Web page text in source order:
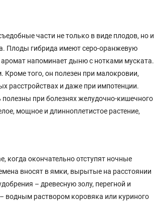
части не только в виде плодов, но и
Плоды гибрида имеют серо-оранжевую
напоминает дыню с нотками муската.
Кроме того, он полезен при малокровии,
расстройствах и даже при импотенции.
при болезнях желудочно-кишечного
мощное и длинноплетистое растение,
когда окончательно отступят ночные
вносят в ямки, вырытые на расстоянии
– древесную золу, перегной и
раствором коровяка или куриного